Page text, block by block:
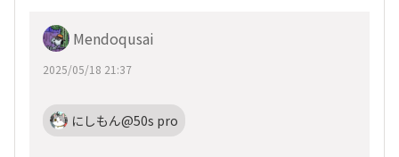
Mendoqusai
2025/05/18 21:37
にしもん@50s pro